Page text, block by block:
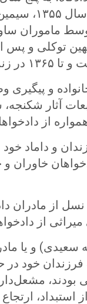
شرایط سیاسی
ماموران
حبس شهین
و پیگیری
آثار
و داماد
خاوران و
از مادران
از
و یا
خود در